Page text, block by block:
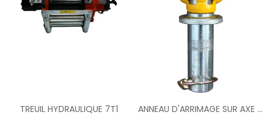
TREUIL HYDRAULIQUE 7T1
Ajouter Au Panier
ANNEAU D'ARRIMAGE SUR AXE DIABOLO